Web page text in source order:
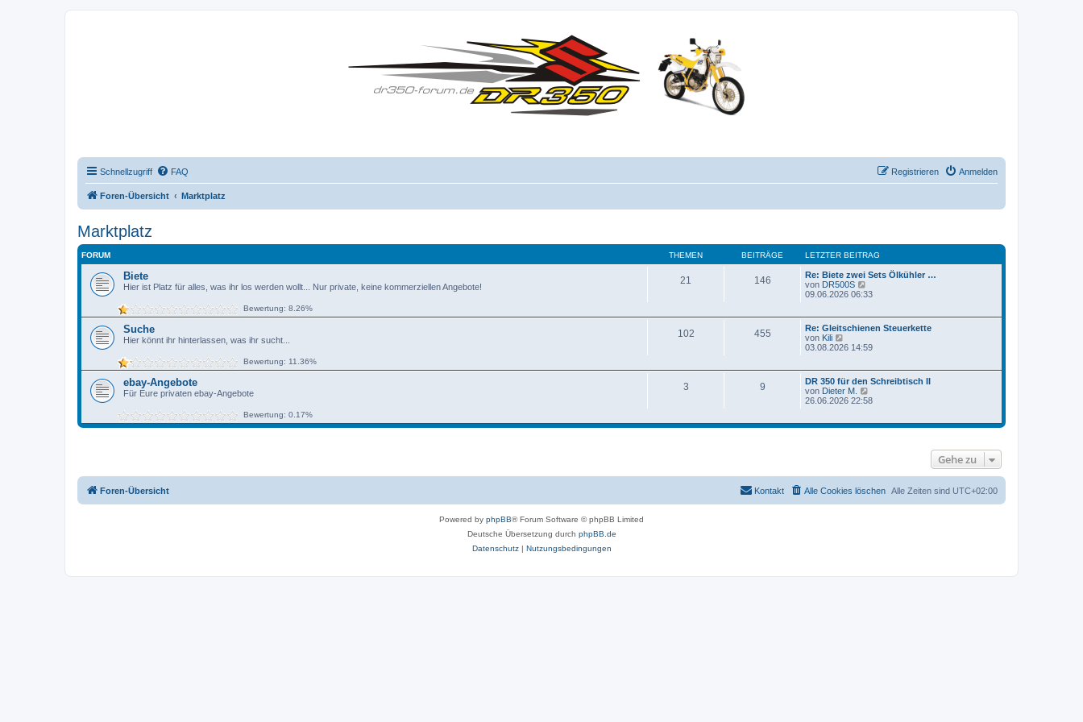
Schnellzugriff FAQ Anmelden
Registrieren
Foren-Übersicht Marktplatz
Marktplatz
FORUM THEMEN BEITRÄGE LETZTER BEITRAG
Biete
Hier ist Platz für alles, was ihr los werden wollt... Nur private, keine kommerziellen Angebote!
21 146
Re: Biete zwei Sets Ölkühler …
von DR500S
e
t
r
e
i
t
r
09.06.2026 06:33
Bewertung: 8.26%
Suche
Hier könnt ihr hinterlassen, was ihr sucht...
102 455
Re: Gleitschienen Steuerkette
von Kili
e
t
e
r
e
03.08.2026 14:59
Bewertung: 11.36%
ebay-Angebote
Für Eure privaten ebay-Angebote
3 9
DR 350 für den Schreibtisch II
von Dieter M.
e
s
e
t
r
26.06.2026 22:58
Bewertung: 0.17%
Gehe zu
Foren-Übersicht Alle Zeiten sind UTC+02:00
Alle Cookies löschen
Kontakt
Powered by phpBB® Forum Software © phpBB Limited
Deutsche Übersetzung durch phpBB.de
Datenschutz| Nutzungsbedingungen